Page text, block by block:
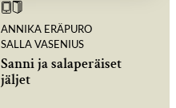
ANNIKA ERÄPURO
SALLA VASENIUS
Sanni ja salaperäiset
jäljet